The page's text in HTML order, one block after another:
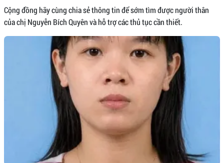
Cộng đồng hãy cùng chia sẻ thông tin để sớm tìm được người thân
của chị Nguyễn Bích Quyên và hỗ trợ các thủ tục cần thiết.